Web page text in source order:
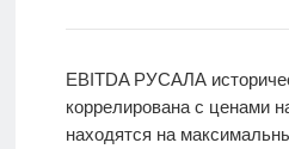
EBITDA РУСАЛА
коррелирована с ценами
находятся на